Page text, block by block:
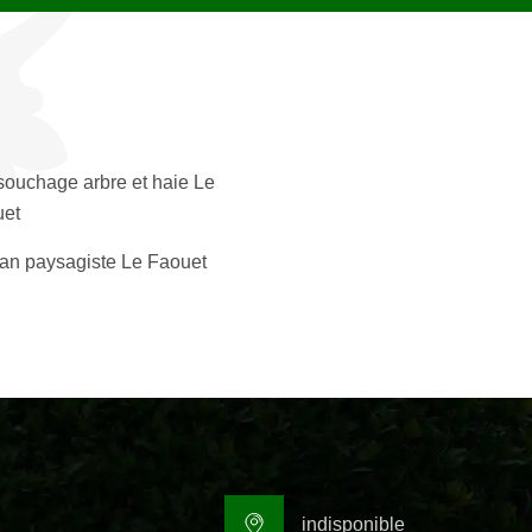
arbre et haie Le
paysagiste Le Faouet
indisponible